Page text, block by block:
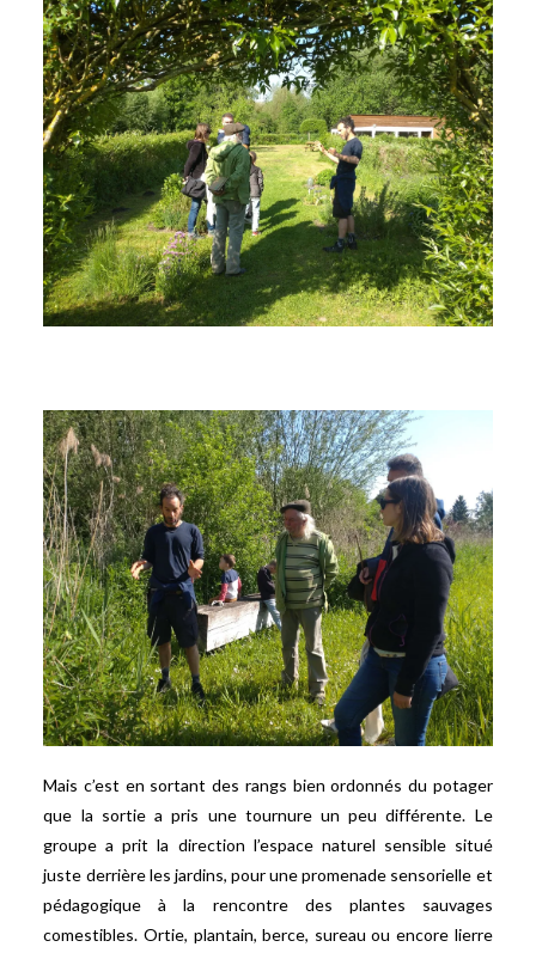
Mais c’est en sortant des rangs bien ordonnés du potager
que la sortie a pris une tournure un peu différente. Le
groupe a prit la direction l’espace naturel sensible situé
juste derrière les jardins, pour une promenade sensorielle et
pédagogique à la rencontre des plantes sauvages
comestibles. Ortie, plantain, berce, sureau ou encore lierre